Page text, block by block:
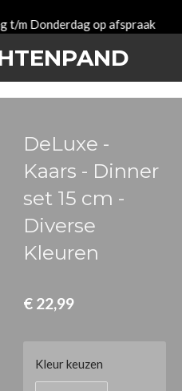
t/m Donderdag op afspraak
DeLuxe -
Kaars - Dinner
set 15 cm -
Diverse
Kleuren
€ 22,99
Kleur keuzen